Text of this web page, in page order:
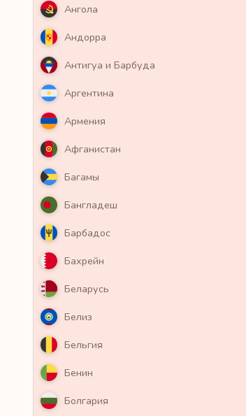
Ангола
Андорра
Антигуа и Барбуда
Аргентина
Армения
Афганистан
Багамы
Бангладеш
Барбадос
Бахрейн
Беларусь
Белиз
Бельгия
Бенин
Болгария